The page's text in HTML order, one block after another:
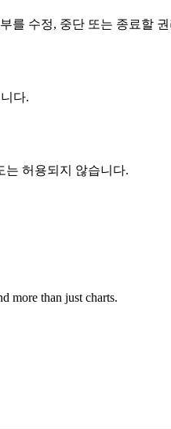
를 수정, 중단 또는 종료할
다.
는 허용되지 않습니다.
more than just charts.